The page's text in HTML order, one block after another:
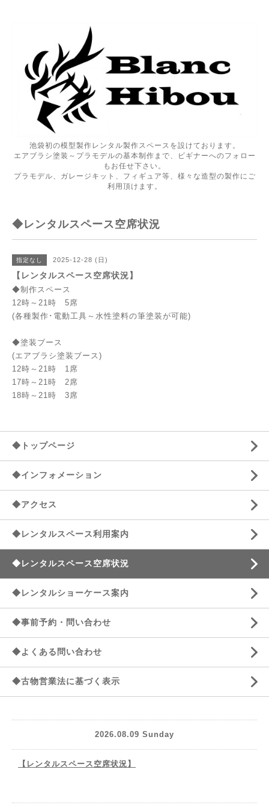
池袋初の模型製作レンタル製作スペースを設けております。
エアブラシ塗装～プラモデルの基本制作まで、ビギナーへのフォロー
もお任せ下さい。
プラモデル、ガレージキット、フィギュア等、様々な造型の製作にご
利用頂けます。
◆レンタルスペース空席状況
指定なし 2025-12-28 (日)
【レンタルスペース空席状況】
◆制作スペース
12時～21時 5席
(各種製作･電動工具～水性塗料の筆塗装が可能)
◆塗装ブース
(エアブラシ塗装ブース)
12時～21時 1席
17時～21時 2席
18時～21時 3席
◆トップページ
◆インフォメーション
◆アクセス
◆レンタルスペース利用案内
◆レンタルスペース空席状況
◆レンタルショーケース案内
◆事前予約・問い合わせ
◆よくある問い合わせ
◆古物営業法に基づく表示
2026.08.09 Sunday
【レンタルスペース空席状況】